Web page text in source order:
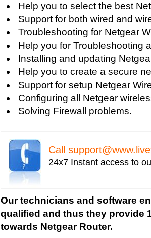
Help you to select the best
Support for both wired and
Troubleshooting for Netgear
Help you for Troubleshooting
Installing and updating
Help you to create a secure
Support for setup Netgear
Configuring all Netgear
Solving Firewall problems.
Call
24x7 Instant access to
Our technicians and software
qualified and thus they provide
towards Netgear Router.